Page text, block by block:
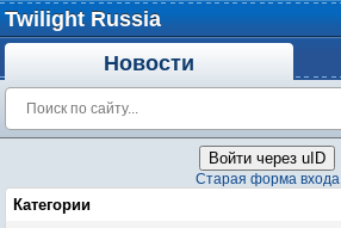
Twilight Russia
Новости
Войти через uID
Старая форма входа
Категории